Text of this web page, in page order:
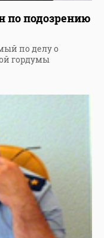
по подозрению
по делу о
гордумы